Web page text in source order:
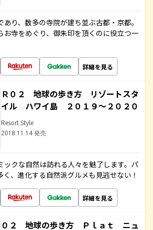
り、数多の寺院が建ち並ぶ古都・京都。
お寺をめぐり、御朱印を頂くのに役立つ一
詳細を見る
Ｒ０２ 地球の歩き方 リゾートスタ
イル ハワイ島 ２０１９～２０２０
Resort Style
2018.11.14 発売
ックな自然は訪れる人々を魅了します。パ
く、進化する自然派グルメも見逃せない！
詳細を見る
０２ 地球の歩き方 Ｐｌａｔ ニュ